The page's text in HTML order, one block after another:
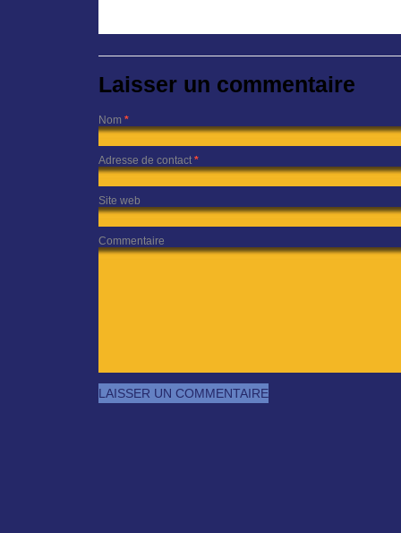
Laisser un commentaire
Nom *
Adresse de contact *
Site web
Commentaire